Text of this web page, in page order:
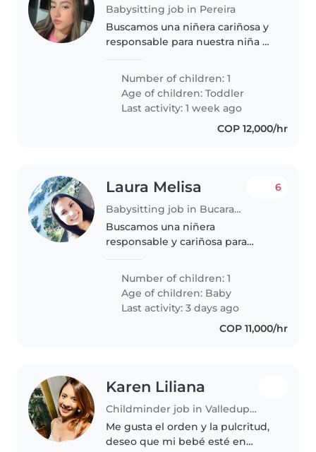
Babysitting job in Pereira
Buscamos una niñera cariñosa y
responsable para nuestra niña de
curiosa. Que le guste interactuar
con mascotas. ¡Ideal que tenga
experiencia con chiquitines..
Number of children: 1
Age of children:Toddler
Last activity: 1 week ago
COP 12,000/hr
Laura Melisa
Babysitting job in Bucaramanga
6
Buscamos una niñera
responsable y cariñosa para
curioso. Debe disfrutar cocinar y
ayudar en tareas del hogar.
Number of children: 1
Age of children: Baby
Last activity: 3 days ago
COP 11,000/hr
Karen Liliana
Childminder job in Valledupar
Me gusta el orden y la pulcritud,
deseo que mi bebé esté en